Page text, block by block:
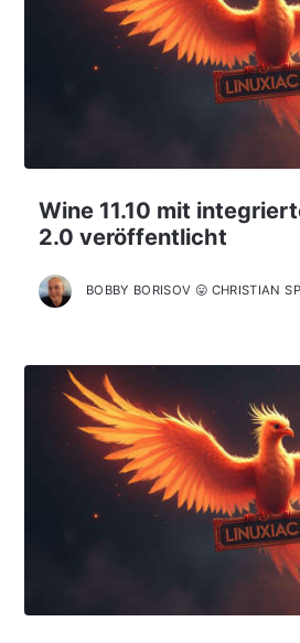
Wine 11.10 mit
2.0 veröffentlicht
BOBBY BORISOV 😛 CHRISTIAN